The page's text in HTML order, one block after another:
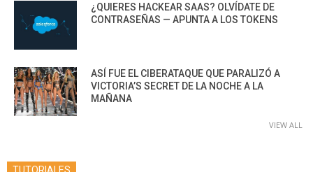
¿QUIERES HACKEAR SAAS? OLVÍDATE DE
CONTRASEÑAS — APUNTA A LOS TOKENS
ASÍ FUE EL CIBERATAQUE QUE PARALIZÓ A
VICTORIA’S SECRET DE LA NOCHE A LA
MAÑANA
VIEW ALL